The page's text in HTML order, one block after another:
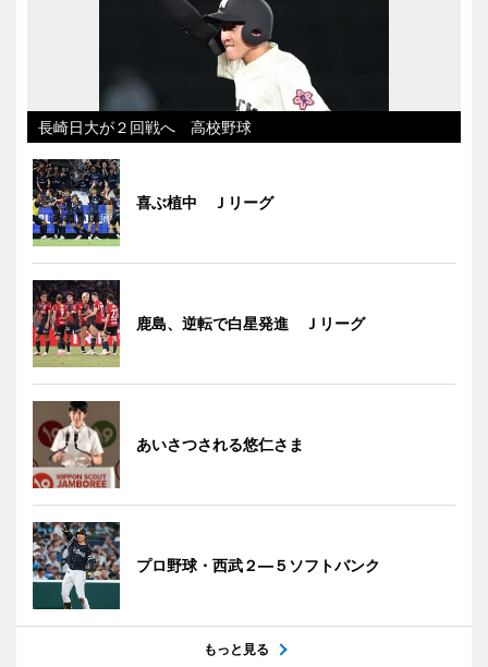
長崎日大が２回戦へ 高校野球
喜ぶ植中 Ｊリーグ
鹿島、逆転で白星発進 Ｊリーグ
あいさつされる悠仁さま
プロ野球・西武２―５ソフトバンク
もっと見る